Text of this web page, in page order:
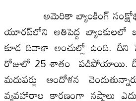
అమెరికా బ్యాంకింగ్‌
యూరప్‌లోని అతిపెద్ద బ్యాంకులలో
కూడ దివాళా అంచుల్లో ఉంది. దీని
రోజులో 25 శాతం పడిపోయాయి.
మదుపర్లు ఆందోళన
వ్యవహారాల కారణంగా నష్టాలు